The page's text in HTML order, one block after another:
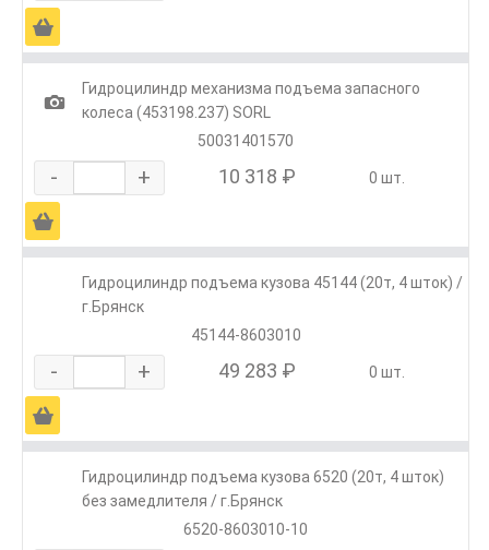
Ä
1
Гидроцилиндр механизма подъема запасного
колеса (453198.237) SORL
50031401570
- + 10 318 ₽ 0 шт.
Ä
Гидроцилиндр подъема кузова 45144 (20т, 4 шток) /
г.Брянск
45144-8603010
- + 49 283 ₽ 0 шт.
Ä
Гидроцилиндр подъема кузова 6520 (20т, 4 шток)
без замедлителя / г.Брянск
6520-8603010-10